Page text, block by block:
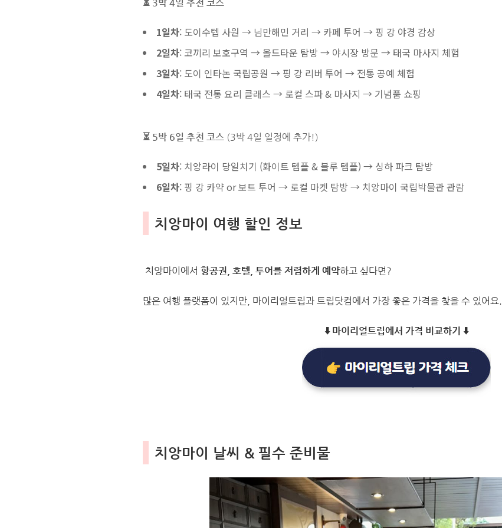
⏳ 3박 4일 추천 코스
1일차: 도이수텝 사원 → 님만해민 거리 → 카페 투어 → 핑 강 야경 감상
2일차: 코끼리 보호구역 → 올드타운 탐방 → 야시장 방문 → 태국 마사지 체험
3일차: 도이 인타논 국립공원 → 핑 강 리버 투어 → 전통 공예 체험
4일차: 태국 전통 요리 클래스 → 로컬 스파 & 마사지 → 기념품 쇼핑
⏳ 5박 6일 추천 코스 (3박 4일 일정에 추가!)
5일차: 치앙라이 당일치기 (화이트 템플 & 블루 템플) → 싱하 파크 탐방
6일차: 핑 강 카약 or 보트 투어 → 로컬 마켓 탐방 → 치앙마이 국립박물관 관람
치앙마이 여행 할인 정보
치앙마이에서 항공권, 호텔, 투어를 저렴하게 예약하고 싶다면?
많은 여행 플랫폼이 있지만, 마이리얼트립과 트립닷컴에서 가장 좋은 가격을 찾을 수 있어요.
⬇️ 마이리얼트립에서 가격 비교하기 ⬇️
치앙마이 날씨 & 필수 준비물